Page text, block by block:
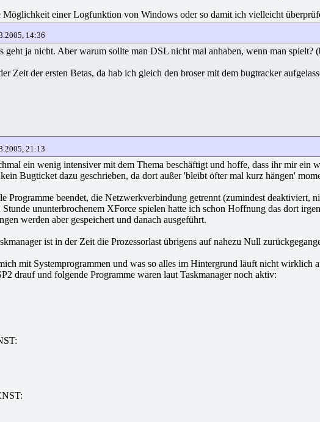
Möglichkeit einer Logfunktion von Windows oder so damit ich vielleicht
14:36
geht ja nicht. Aber warum sollte man DSL nicht mal anhaben, wenn man
Zeit der ersten Betas, da hab ich gleich den broser mit dem bugtracker
21:13
ein wenig intensiver mit dem Thema beschäftigt und hoffe, dass ihr mir ein
Bugticket dazu geschrieben, da dort außer 'bleibt öfter mal kurz hängen'
Programme beendet, die Netzwerkverbindung getrennt (zumindest deaktiviert,
ununterbrochenem XForce spielen hatte ich schon Hoffnung das dort
werden aber gespeichert und danach ausgeführt.
ist in der Zeit die Prozessorlast übrigens auf nahezu Null
mit Systemprogrammen und was so alles im Hintergrund läuft nicht wirklich
drauf und folgende Programme waren laut Taskmanager noch aktiv: